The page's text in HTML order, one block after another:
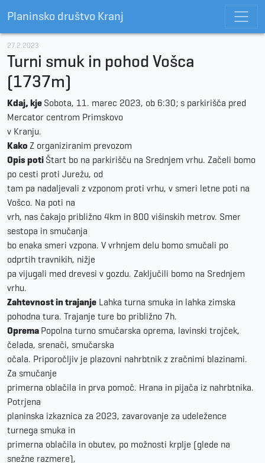
Planinsko društvo Kranj
27.2.2023
Turni smuk in pohod Vošca
(1737m)
Kdaj, kje Sobota, 11. marec 2023, ob 6:30; s parkirišča pred
Mercator centrom Primskovo
v Kranju.
Kako Z organiziranim prevozom
Opis poti Štart bo na parkirišču na Srednjem vrhu. Začeli bomo
po cesti proti Jurežu, od
tam pa nadaljevali z vzponom proti vrhu, v smeri letne poti na
Vošco. Na poti na
vrh, nas čakajo približno 4km in 800 višinskih metrov. Smer
sestopa in smučanja
bo enaka smeri vzpona. V vrhnjem delu bomo smučali po
odprtih travnikih, nižje
pa vijugali med drevesi v gozdu. Zaključili bomo na Srednjem
vrhu.
Zahtevnost in trajanje Lahka turna smuka in lahka zimska
pohodna tura. Trajanje ture bo približno 7h.
Oprema Popolna turno smučarska oprema, lavinski trojček,
čelada, srenači, smučarska
očala. Priporočljiv je plazovni nahrbtnik z zračnimi blazinami.
Za smučanje
primerna oblačila in prva pomoč. Hrana in pijača iz nahrbtnika.
Potrjena
planinska izkaznica za 2023, zavarovanje za udeležence
turnega smuka in
primerna oblačila in obutev, po možnosti krplje (glede na
snežne razmere),